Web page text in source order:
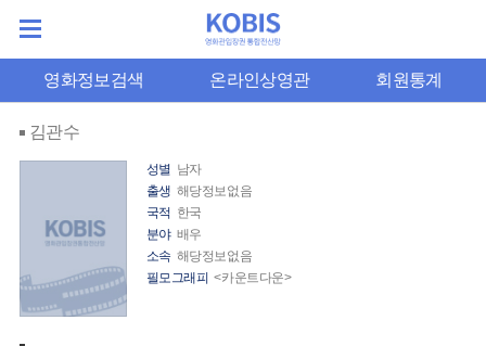
영화정보검색 온라인상영관 회원통계
김관수
성별 남자
출생 해당정보없음
국적 한국
분야 배우
소속 해당정보없음
필모그래피 <카운트다운>